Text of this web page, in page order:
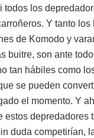
todos los
Y tanto
de Komodo y
buitre, son ante
tan hábiles como
se pueden
el momento. Y
estos depredadores
duda competirían,